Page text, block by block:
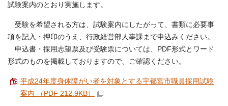
試験案内のとおり実施します。
受験を希望される方は、試験案内にしたがって、書類に必要事
項を記入・押印のうえ、行政経営部人事課まで申込みください。
申込書・採用志望票及び受験票については、PDF形式とワード
形式のものを掲載しておりますので、ご確認ください。
平成24年度身体障がい者を対象とする宇都宮市職員採用試験
案内 （PDF 212.9KB）